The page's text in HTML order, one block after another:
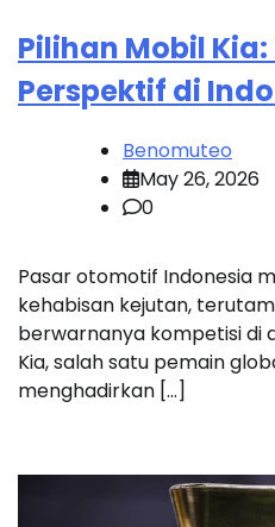
Pilihan Mobil
Perspektif di
Benomuteo
May 26, 2026
0
Pasar otomotif Indonesia
kehabisan kejutan,
berwarnanya kompetisi di
Kia, salah satu pemain
menghadirkan […]